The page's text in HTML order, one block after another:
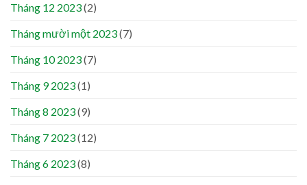
Tháng 12 2023(2)
Tháng mười một 2023(7)
Tháng 10 2023(7)
Tháng 9 2023(1)
Tháng 8 2023(9)
Tháng 7 2023(12)
Tháng 6 2023(8)